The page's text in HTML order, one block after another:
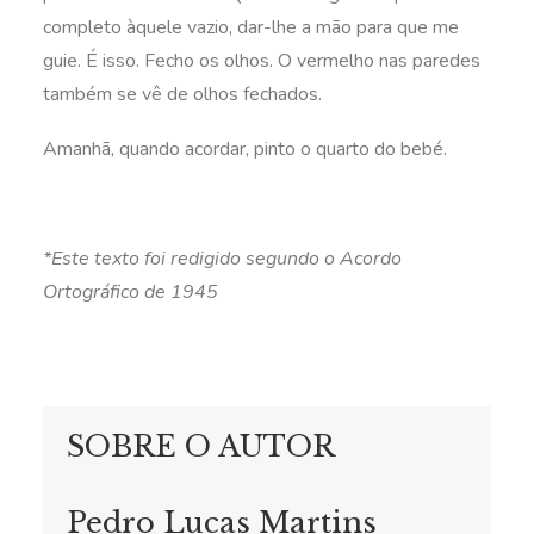
completo àquele vazio, dar-lhe a mão para que me
guie. É isso. Fecho os olhos. O vermelho nas paredes
também se vê de olhos fechados.
Amanhã, quando acordar, pinto o quarto do bebé.
*Este texto foi redigido segundo o Acordo
Ortográfico de 1945
SOBRE O AUTOR
Pedro Lucas Martins